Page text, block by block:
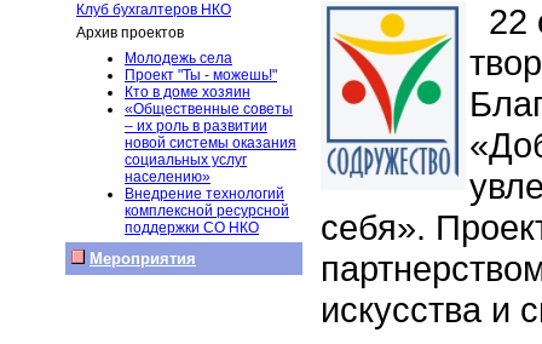
Клуб бухгалтеров НКО
Архив проектов
Молодежь села
Проект "Ты - можешь!"
Кто в доме хозяин
«Общественные советы
– их роль в развитии
новой системы оказания
социальных услуг
населению»
Внедрение технологий
комплексной ресурсной
поддержки СО НКО
Мероприятия
22
себя».
искусства